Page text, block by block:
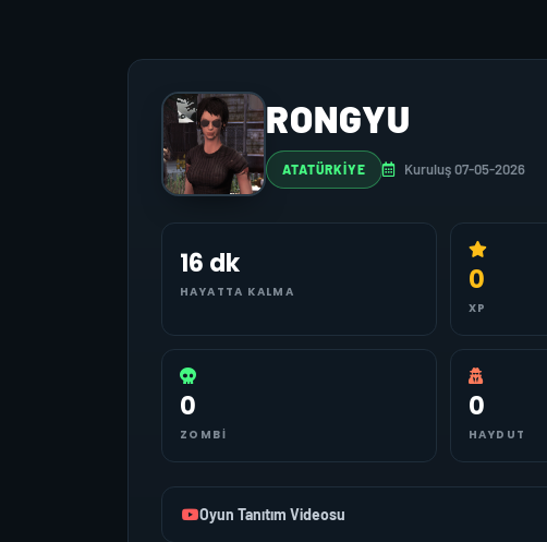
RONGYU
ATATÜRKİYE Kuruluş 07-05-2026
16 dk
HAYATTA KALMA 0
XP
0
ZOMBI
0
HAYDUT
Oyun Tanıtım Videosu